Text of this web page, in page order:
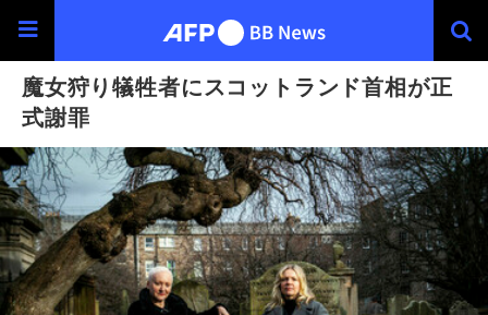
魔女狩り犠牲者にスコットランド首相が正
式謝罪